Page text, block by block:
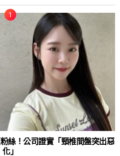
絲！公司證實「頸椎間盤突出惡
化」